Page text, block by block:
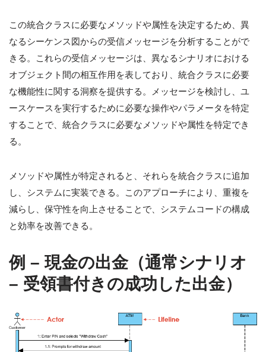
この統合クラスに必要なメソッドや属性を決定するため、異
なるシーケンス図からの受信メッセージを分析することがで
きる。これらの受信メッセージは、異なるシナリオにおける
オブジェクト間の相互作用を表しており、統合クラスに必要
な機能性に関する洞察を提供する。メッセージを検討し、ユ
ースケースを実行するために必要な操作やパラメータを特定
することで、統合クラスに必要なメソッドや属性を特定でき
る。
メソッドや属性が特定されると、それらを統合クラスに追加
し、システムに実装できる。このアプローチにより、重複を
減らし、保守性を向上させることで、システムコードの構成
と効率を改善できる。
例 – 現金の出金（通常シナリオ
– 受領書付きの成功した出金）